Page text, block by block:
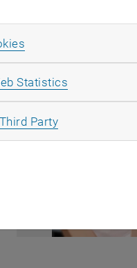
Statistics
PartyAllow